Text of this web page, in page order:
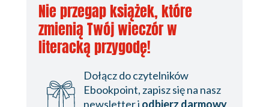
Nie przegap książek, które
zmienią Twój wieczór w
literacką przygodę!
Dołącz do czytelników
Ebookpoint, zapisz się na nasz
newsletter i odbierz darmowy